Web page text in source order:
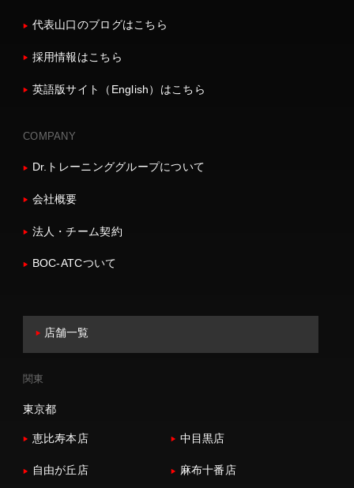
代表山口のブログはこちら
採用情報はこちら
英語版サイト（English）はこちら
COMPANY
Dr.トレーニンググループについて
会社概要
法人・チーム契約
BOC-ATCついて
店舗一覧
関東
東京都
恵比寿本店 中目黒店
自由が丘店 麻布十番店